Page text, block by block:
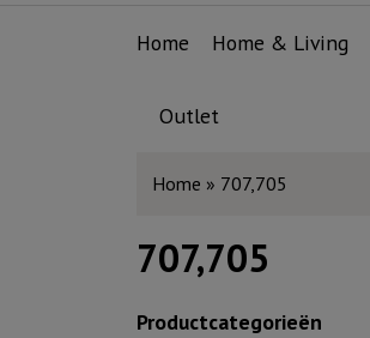
Home Home & Living
Outlet
Home » 707,705
707,705
Productcategorieën